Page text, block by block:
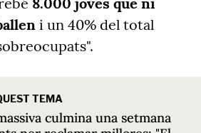
i un 40% del total
TEMA
culmina una setmana